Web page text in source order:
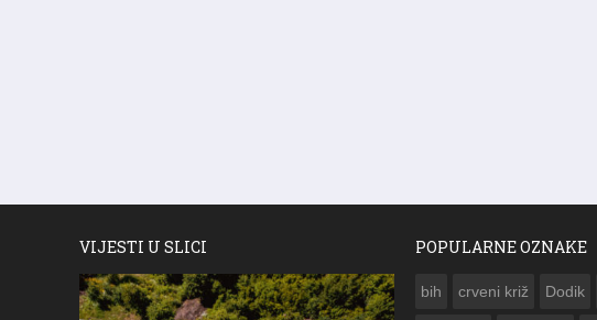
VIJESTI U SLICI POPULARNE OZNAKE
bih crveni križ Dodik